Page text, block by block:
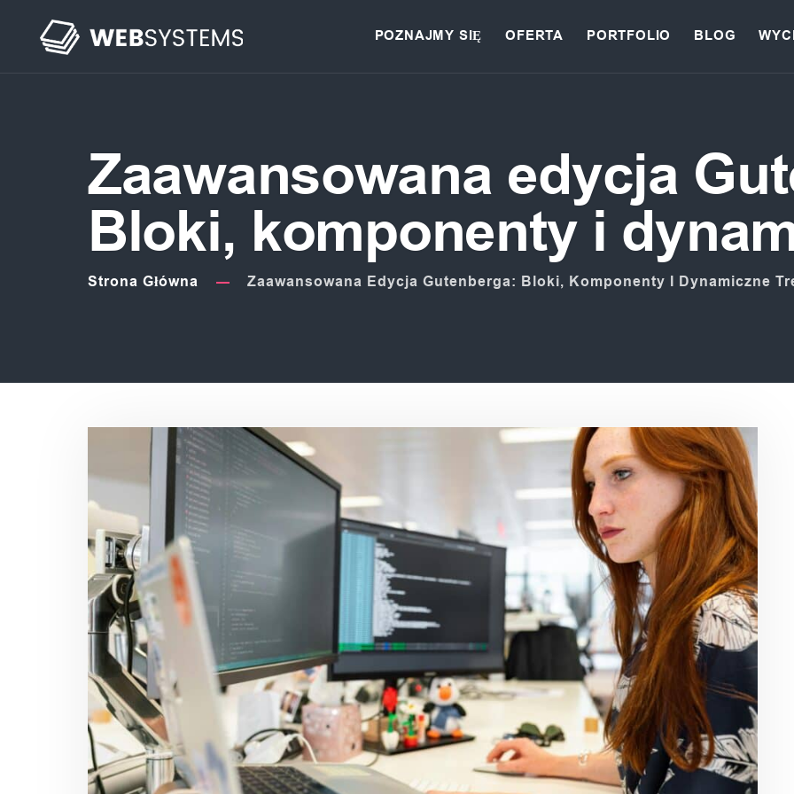
POZNAJMY SIĘ OFERTA PORTFOLIO BLOG
Zaawansowana edycja
Bloki, komponenty i
Strona Główna Zaawansowana Edycja Gutenberga: Bloki, Komponenty I Dynamiczne